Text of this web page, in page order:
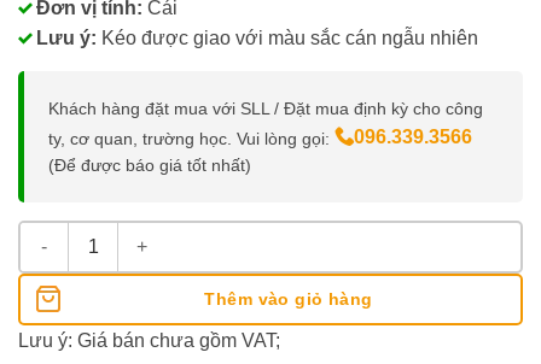
Đơn vị tính: Cái
Lưu ý: Kéo được giao với màu sắc cán ngẫu nhiên
Khách hàng đặt mua với SLL / Đặt mua định kỳ cho công
ty, cơ quan, trường học. Vui lòng gọi:
096.339.3566
(Để được báo giá tốt nhất)
Kéo Văn Phòng Deli PRO 6001 Dài 190MM số lượng
Thêm vào giỏ hàng
Lưu ý: Giá bán chưa gồm VAT;